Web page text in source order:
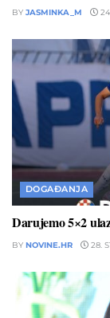
BY JASMINKA_M
DOGAĐANJA
Darujemo 5×2
BY NOVINE.HR 28.